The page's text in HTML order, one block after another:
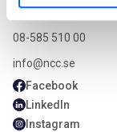
Kontakta oss
08-585 510 00
info@ncc.se
Facebook
LinkedIn
Instagram